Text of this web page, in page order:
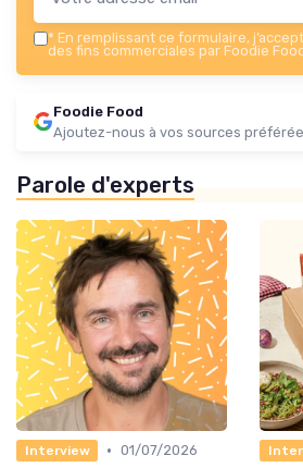
* En remplissant ce formulaire,
des fins commerciales par Foodie
Foodie Food
Ajoutez-nous à vos sources
Parole d'experts
Interview • 01/07/2026